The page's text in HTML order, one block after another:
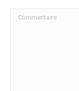
Commentaire